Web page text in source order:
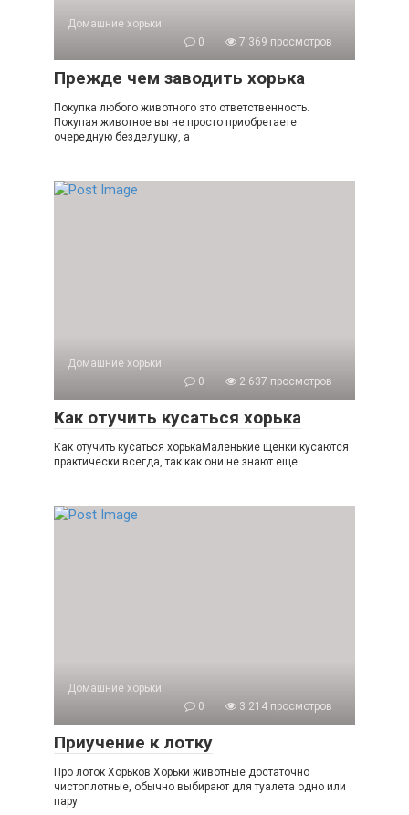
Домашние хорьки
0
7 369 просмотров
Прежде чем заводить хорька
Покупка любого животного это ответственность.
Покупая животное вы не просто приобретаете
очередную безделушку, а
Домашние хорьки
0
2 637 просмотров
Как отучить кусаться хорька
Как отучить кусаться хорькаМаленькие щенки кусаются
практически всегда, так как они не знают еще
Домашние хорьки
0
3 214 просмотров
Приучение к лотку
Про лоток Хорьков Хорьки животные достаточно
чистоплотные, обычно выбирают для туалета одно или
пару